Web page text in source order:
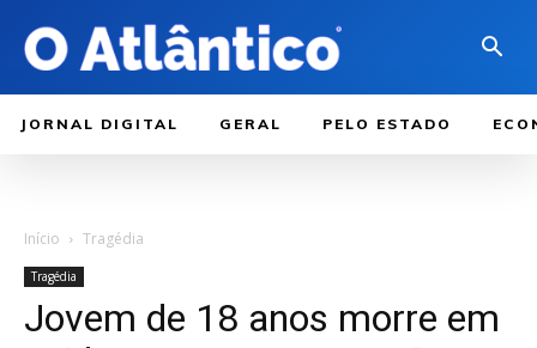
JORNAL DIGITAL GERAL PELO ESTADO
Início Tragédia
Tragédia
Jovem de 18 anos morre em